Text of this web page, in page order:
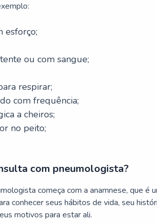
esforço;
ou com sangue;
respirar;
com frequência;
a cheiros;
no peito;
com pneumologista?
começa com a anamnese, que é
conhecer seus hábitos de vida, seu
motivos para estar ali.